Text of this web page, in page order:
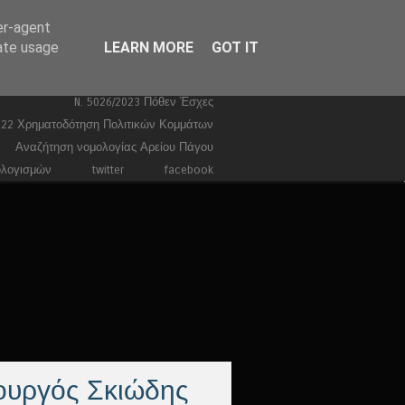
Ευρωεκλογές 2024
Τέμπη
Συντάγματα
N. 5026/2023 Πόθεν Έσχες
Χρηματοδότηση Πολιτικών Κομμάτων
Αναζήτηση νομολογίας Αρείου Πάγου
twitter facebook
Σκιώδης
agent
usage
LEARN MORE GOT IT